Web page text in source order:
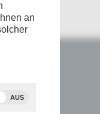
an
AUS